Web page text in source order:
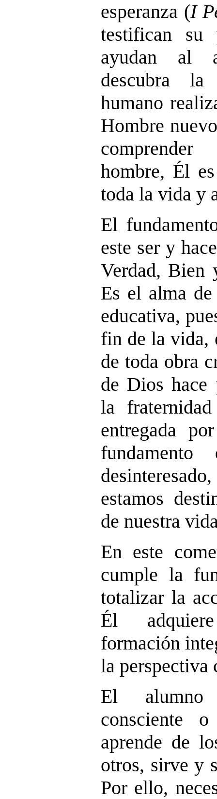
esperanza (I
testifican su
ayudan al
descubra
humano
Hombre
hombre, Él
toda la vida y
El
este ser y
Verdad, Bien
Es el alma
educativa,
fin de la vida,
de toda obra
de Dios
la
entregada
estamos
de nuestra
En este
cumple la
totalizar la
Él
formación
la perspectiva
El alumno
consciente o
aprende de
otros, sirve y
Por ello,